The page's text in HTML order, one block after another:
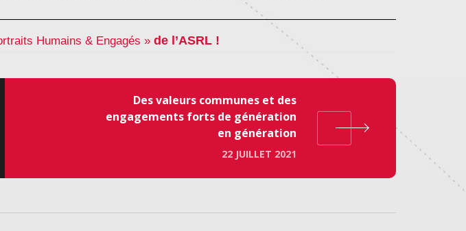
Humains & Engagés » de l’ASRL !
Des valeurs communes et des
engagements forts de génération
en génération
22 JUILLET 2021